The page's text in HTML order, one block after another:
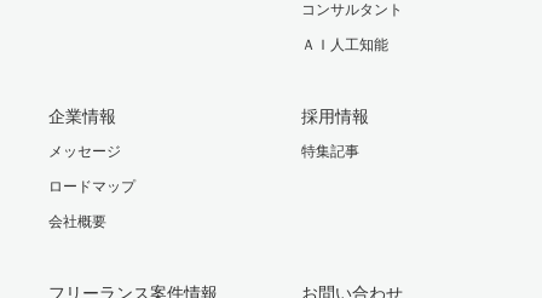
コンサルタント
ＡＩ人工知能
企業情報
メッセージ
ロードマップ
会社概要
採用情報
特集記事
フリーランス案件情報 お問い合わせ